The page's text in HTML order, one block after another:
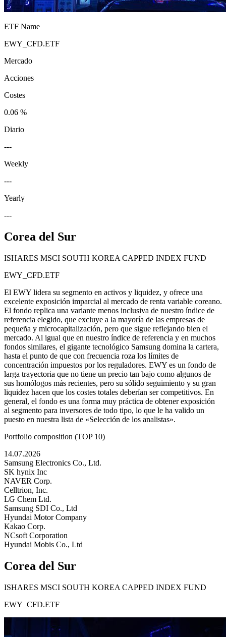
ETF Name
EWY_CFD.ETF
Mercado
Acciones
Costes
0.06 %
Diario
---
Weekly
---
Yearly
---
Corea del Sur
ISHARES MSCI SOUTH KOREA CAPPED INDEX FUND
EWY_CFD.ETF
El EWY lidera su segmento en activos y liquidez, y ofrece una
excelente exposición imparcial al mercado de renta variable coreano.
El fondo replica una variante menos inclusiva de nuestro índice de
referencia elegido, que excluye a la mayoría de las empresas de
pequeña y microcapitalización, pero que sigue reflejando bien el
mercado. Al igual que en nuestro índice de referencia y en muchos
fondos similares, el gigante tecnológico Samsung domina la cartera,
hasta el punto de que con frecuencia roza los límites de
concentración impuestos por los reguladores. EWY es un fondo de
larga trayectoria que no tiene un precio tan bajo como algunos de
sus homólogos más recientes, pero su sólido seguimiento y su gran
liquidez hacen que los costes totales deberían ser competitivos. En
general, el fondo es una forma muy práctica de obtener exposición
al segmento para inversores de todo tipo, lo que le ha valido un
puesto en nuestra lista de «Selección de los analistas».
Portfolio composition (TOP 10)
14.07.2026
Samsung Electronics Co., Ltd.
SK hynix Inc
NAVER Corp.
Celltrion, Inc.
LG Chem Ltd.
Samsung SDI Co., Ltd
Hyundai Motor Company
Kakao Corp.
NCsoft Corporation
Hyundai Mobis Co., Ltd
Corea del Sur
ISHARES MSCI SOUTH KOREA CAPPED INDEX FUND
EWY_CFD.ETF